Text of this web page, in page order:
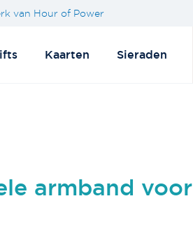
van Hour of Power
Kaarten Sieraden
armband voor